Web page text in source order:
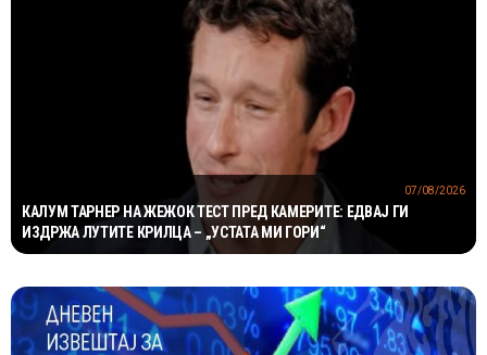
КАЛУМ ТАРНЕР НА ЖЕЖОК ТЕСТ ПРЕД КАМЕРИТЕ: ЕДВАЈ ГИ
ИЗДРЖА ЛУТИТЕ КРИЛЦА – „УСТАТА МИ ГОРИ“
07/08/2026